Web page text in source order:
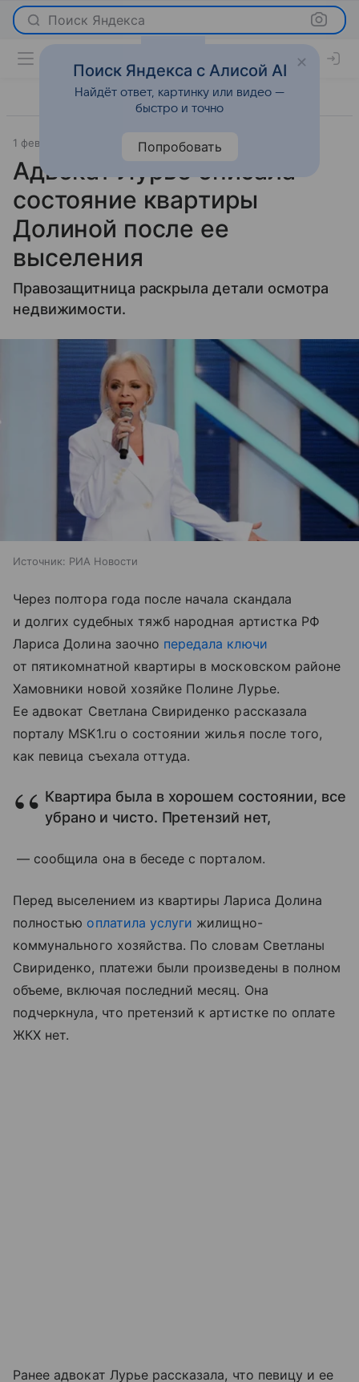
Поиск Яндекса
1 февраля 2026 Вечерняя Москва Светская жизнь
Адвокат Лурье описала
состояние квартиры
Долиной после ее
выселения
Правозащитница раскрыла детали осмотра
недвижимости.
Источник: РИА Новости
Через полтора года после начала скандала
и долгих судебных тяжб народная артистка РФ
Лариса Долина заочно передала ключи
от пятикомнатной квартиры в московском районе
Хамовники новой хозяйке Полине Лурье.
Ее адвокат Светлана Свириденко рассказала
порталу MSK1.ru о состоянии жилья после того,
как певица съехала оттуда.
Квартира была в хорошем состоянии, все
убрано и чисто. Претензий нет,
— сообщила она в беседе с порталом.
Перед выселением из квартиры Лариса Долина
полностью оплатила услуги жилищно-
коммунального хозяйства. По словам Светланы
Свириденко, платежи были произведены в полном
объеме, включая последний месяц. Она
подчеркнула, что претензий к артистке по оплате
ЖКХ нет.
Ранее адвокат Лурье рассказала, что певицу и ее
Поиск Яндекса с Алисой AI
Найдёт ответ, картинку или видео —
быстро и точно
Попробовать